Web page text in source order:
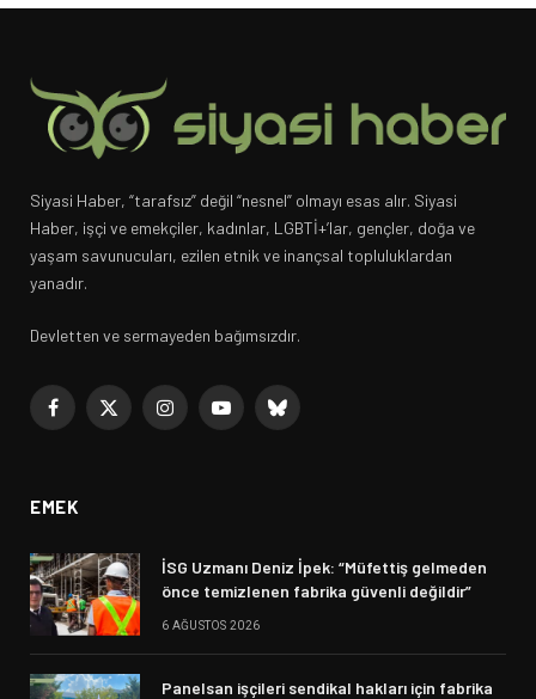
Siyasi Haber, “tarafsız” değil “nesnel” olmayı esas alır. Siyasi
Haber, işçi ve emekçiler, kadınlar, LGBTİ+’lar, gençler, doğa ve
yaşam savunucuları, ezilen etnik ve inançsal topluluklardan
yanadır.
Devletten ve sermayeden bağımsızdır.
Facebook
X
InstagramYouTubeBluesky
EMEK
İSG Uzmanı Deniz İpek: “Müfettiş gelmeden
önce temizlenen fabrika güvenli değildir”
6 AĞUSTOS 2026
Panelsan işçileri sendikal hakları için fabrika